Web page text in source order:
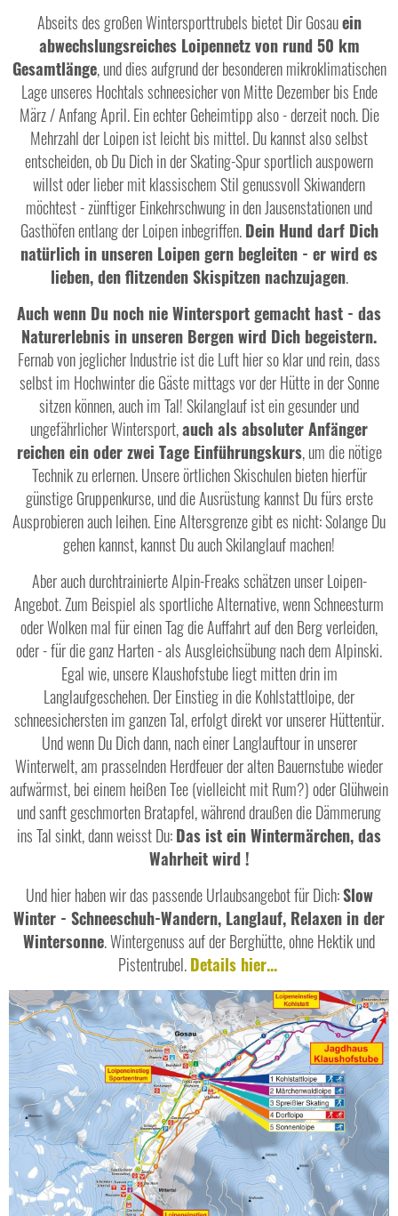
Abseits des großen Wintersporttrubels bietet Dir Gosauein
abwechslungsreiches Loipennetz von rund 50 km
Gesamtlänge, und dies aufgrund der besonderen mikroklimatischen
Lage unseres Hochtals schneesicher von Mitte Dezember bis Ende
März / Anfang April. Ein echter Geheimtipp also - derzeit noch. Die
Mehrzahl der Loipen ist leicht bis mittel. Du kannst also selbst
entscheiden, ob Du Dich in der Skating-Spur sportlich auspowern
willst oder lieber mit klassischem Stil genussvoll Skiwandern
möchtest - zünftiger Einkehrschwung in den Jausenstationen und
Gasthöfen entlang der Loipen inbegriffen.Dein Hund darf Dich
natürlich in unseren Loipen gern begleiten - er wird es
lieben, den flitzenden Skispitzen nachzujagen.
Auch wenn Du noch nie Wintersport gemacht hast - das
Naturerlebnis in unseren Bergen wird Dich begeistern.
Fernab von jeglicher Industrie ist die Luft hier so klar und rein, dass
selbst im Hochwinter die Gäste mittags vor der Hütte in der Sonne
sitzen können, auch im Tal! Skilanglauf ist ein gesunder und
ungefährlicher Wintersport,auch als absoluter Anfänger
reichen ein oder zwei Tage Einführungskurs, um die nötige
Technik zu erlernen. Unsere örtlichen Skischulen bieten hierfür
günstige Gruppenkurse, und die Ausrüstung kannst Du fürs erste
Ausprobieren auch leihen. Eine Altersgrenze gibt es nicht: Solange Du
gehen kannst, kannst Du auch Skilanglauf machen!
Aber auch durchtrainierte Alpin-Freaks schätzen unser Loipen-
Angebot. Zum Beispiel als sportliche Alternative, wenn Schneesturm
oder Wolken mal für einen Tag die Auffahrt auf den Berg verleiden,
oder - für die ganz Harten - als Ausgleichsübung nach dem Alpinski.
Egal wie, unsere Klaushofstube liegt mitten drin im
Langlaufgeschehen. Der Einstieg in die Kohlstattloipe, der
schneesichersten im ganzen Tal, erfolgt direkt vor unserer Hüttentür.
Und wenn Du Dich dann, nach einer Langlauftour in unserer
Winterwelt, am prasselnden Herdfeuer der alten Bauernstube wieder
aufwärmst, bei einem heißen Tee (vielleicht mit Rum?) oder Glühwein
und sanft geschmorten Bratapfel, während draußen die Dämmerung
ins Tal sinkt, dann weisst Du:Das ist ein Wintermärchen, das
Wahrheit wird !
Und hier haben wir das passende Urlaubsangebot für Dich:Slow
Winter - Schneeschuh-Wandern, Langlauf, Relaxen in der
Wintersonne. Wintergenuss auf der Berghütte, ohne Hektik und
Pistentrubel.Details hier...